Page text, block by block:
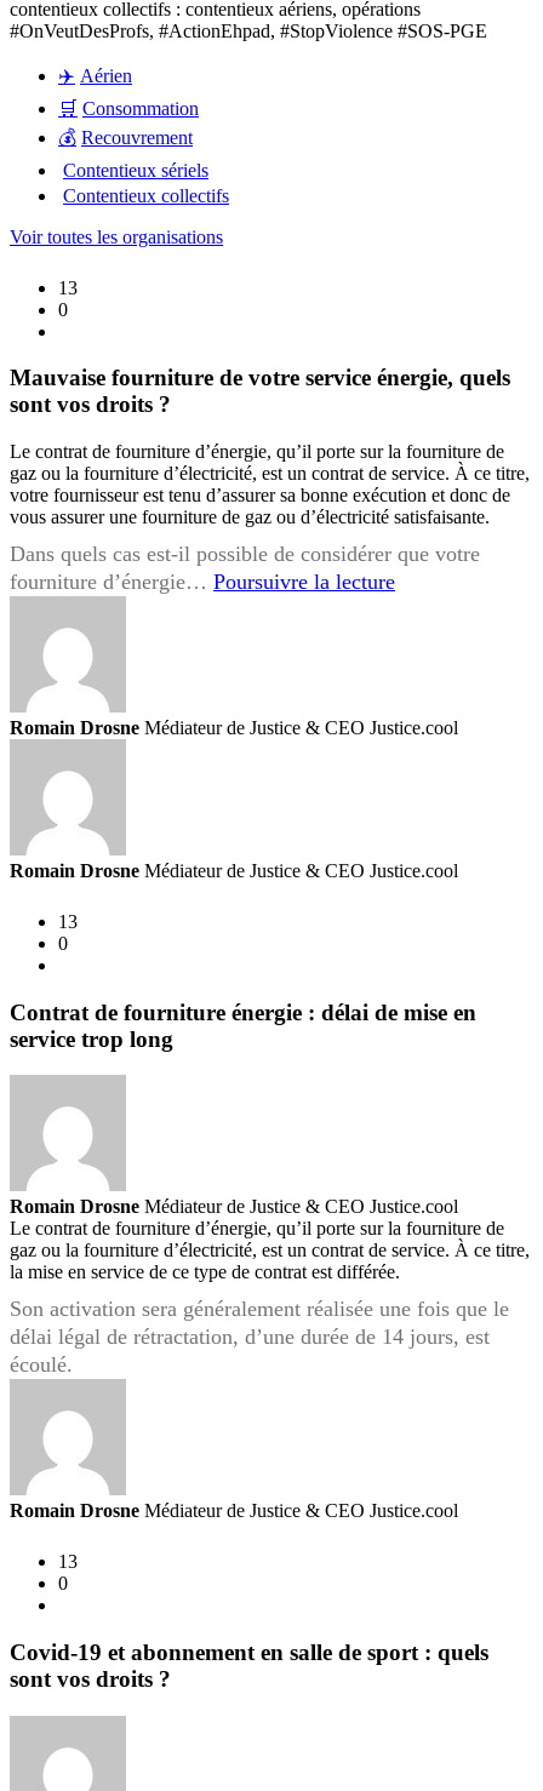
contentieux collectifs : contentieux aériens, opérations
#OnVeutDesProfs, #ActionEhpad, #StopViolence #SOS-PGE
✈️ Aérien
🛒 Consommation
💰 Recouvrement
Contentieux sériels
Contentieux collectifs
Voir toutes les organisations
13
0
Mauvaise fourniture de votre service énergie, quels
sont vos droits ?
Le contrat de fourniture d’énergie, qu’il porte sur la fourniture de
gaz ou la fourniture d’électricité, est un contrat de service. À ce titre,
votre fournisseur est tenu d’assurer sa bonne exécution et donc de
vous assurer une fourniture de gaz ou d’électricité satisfaisante.
Dans quels cas est-il possible de considérer que votre
fourniture d’énergie… Poursuivre la lectureMauvaise
énergie,
?
Romain Drosne Médiateur de Justice & CEO Justice.cool
Romain Drosne Médiateur de Justice & CEO Justice.cool
13
0
Contrat de fourniture énergie : délai de mise en
service trop long
Romain Drosne Médiateur de Justice & CEO Justice.cool
Le contrat de fourniture d’énergie, qu’il porte sur la fourniture de
gaz ou la fourniture d’électricité, est un contrat de service. À ce titre,
la mise en service de ce type de contrat est différée.
Son activation sera généralement réalisée une fois que le
délai légal de rétractation, d’une durée de 14 jours, est
écoulé.
Romain Drosne Médiateur de Justice & CEO Justice.cool
13
0
Covid-19 et abonnement en salle de sport : quels
sont vos droits ?